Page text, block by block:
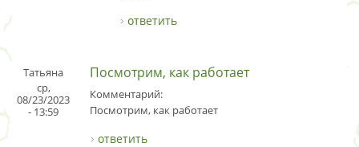
ответить
Татьяна
ср,
08/23/2023
- 13:59
Посмотрим, как работает
Комментарий:
Посмотрим, как работает
ответить